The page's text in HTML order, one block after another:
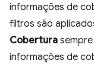
informações de
filtros são
Cobertura
informações de